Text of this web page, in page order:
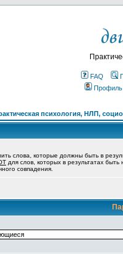
FAQ
Профиль
психология, НЛП,
слова, которые должны быть в
для слов, которых в результатах
совпадения.